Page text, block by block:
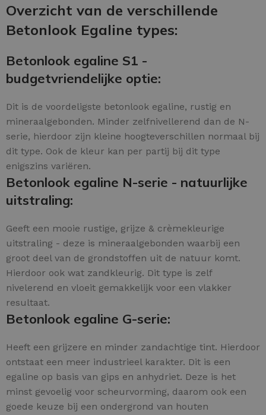
Overzicht van de verschillende
Betonlook Egaline types:
Betonlook egaline S1 -
budgetvriendelijke optie:
Dit is de voordeligste betonlook egaline, rustig en
mineraalgebonden. Minder zelfnivellerend dan de N-
serie, hierdoor zijn kleine hoogteverschillen normaal bij
dit type. Ook de kleur kan per partij bij dit type
enigszins variëren.
Betonlook egaline N-serie - natuurlijke
uitstraling:
Geeft een mooie rustige, grijze & crèmekleurige
uitstraling - deze is mineraalgebonden waarbij een
groot deel van de grondstoffen uit de natuur komt.
Hierdoor ook wat zandkleurig. Dit type is zelf
nivelerend en vloeit gemakkelijk voor een vlakker
resultaat.
Betonlook egaline G-serie:
Heeft een grijzere en minder zandachtige tint. Hierdoor
ontstaat een meer industrieel karakter. Dit is een
egaline op basis van gips en anhydriet. Deze is het
minst gevoelig voor scheurvorming, daarom ook een
goede keuze bij een ondergrond van houten